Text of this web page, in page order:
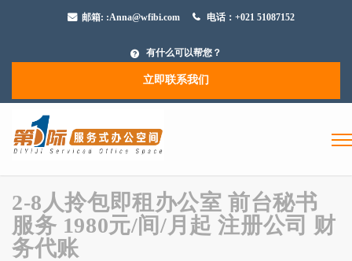
邮箱: :Anna@wfibi.com 电话：+021 51087152
有什么可以帮您？
立即联系我们
2-8人拎包即租办公室 前台秘书
服务 1980元/间/月起 注册公司 财
务代账